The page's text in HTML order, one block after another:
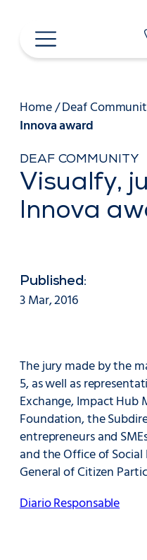
content
Home/Deaf
Innova award
DEAF COMMUNITY
Visualfy,
Innova
Published:
3 Mar, 2016
The jury made by the
5, as well as
Exchange, Impact Hub
Foundation, the
entrepreneurs and
and the Office ofSocial
General of Citizen
Diario Responsable